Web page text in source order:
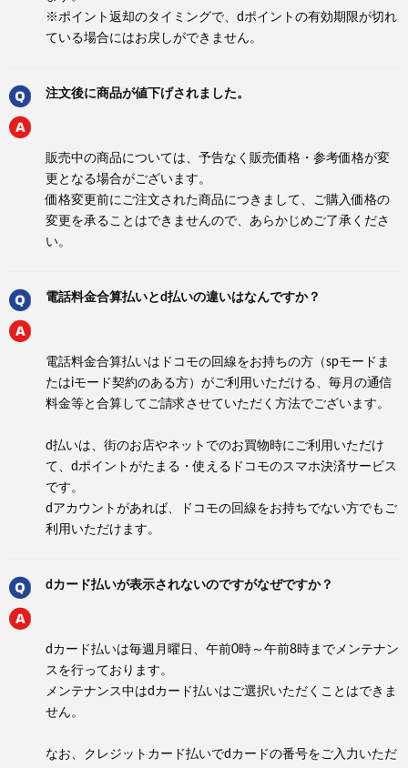
※ポイント返却のタイミングで、dポイントの有効期限が切れ
ている場合にはお戻しができません。
注文後に商品が値下げされました。
販売中の商品については、予告なく販売価格・参考価格が変
更となる場合がございます。
価格変更前にご注文された商品につきまして、ご購入価格の
変更を承ることはできませんので、あらかじめご了承くださ
い。
電話料金合算払いとd払いの違いはなんですか？
電話料金合算払いはドコモの回線をお持ちの方（spモードま
たはiモード契約のある方）がご利用いただける、毎月の通信
料金等と合算してご請求させていただく方法でございます。
d払いは、街のお店やネットでのお買物時にご利用いただけ
て、dポイントがたまる・使えるドコモのスマホ決済サービス
です。
dアカウントがあれば、ドコモの回線をお持ちでない方でもご
利用いただけます。
dカード払いが表示されないのですがなぜですか？
dカード払いは毎週月曜日、午前0時～午前8時までメンテナン
スを行っております。
メンテナンス中はdカード払いはご選択いただくことはできま
せん。
なお、クレジットカード払いでdカードの番号をご入力いただ